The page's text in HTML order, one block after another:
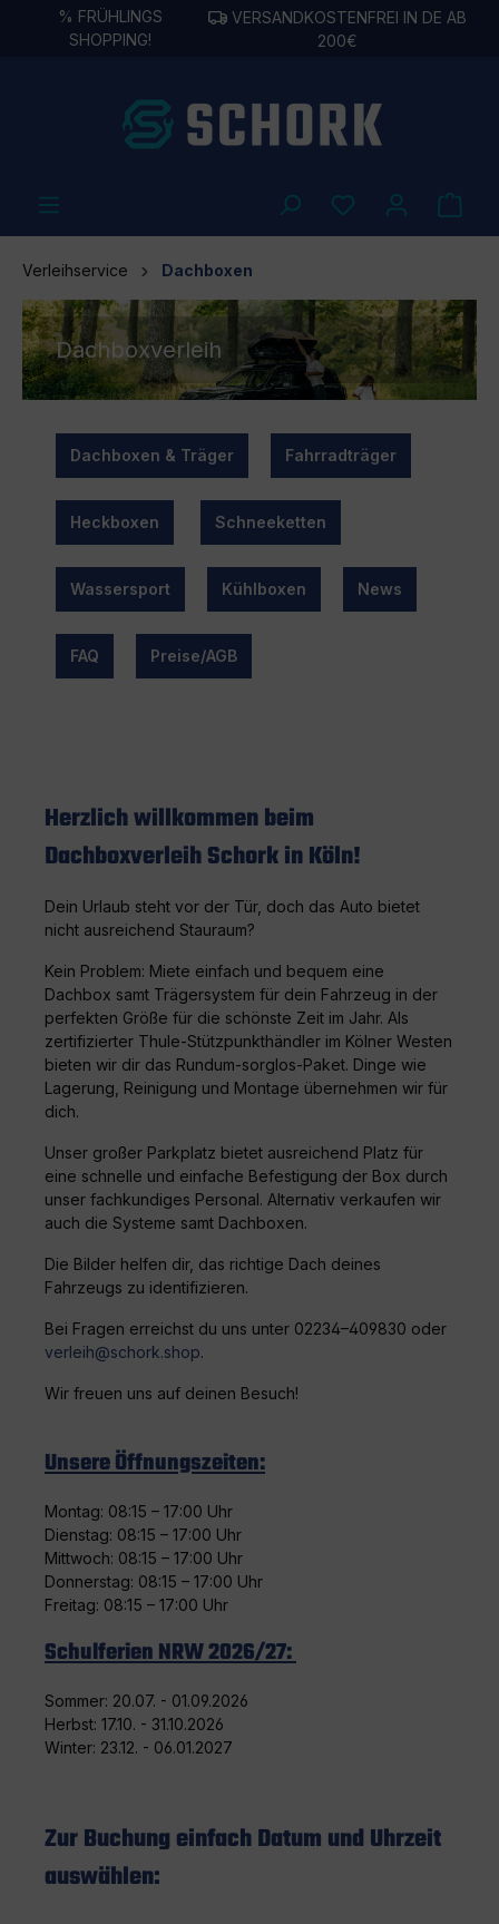
springen
% FRÜHLINGS
SHOPPING!
VERSANDKOSTENFREI IN DE AB
200€
Verleihservice Dachboxen
Dachboxverleih
Dachboxen & Träger Fahrradträger
Heckboxen Schneeketten
Wassersport Kühlboxen News
FAQ Preise/AGB
Herzlich willkommen beim
Dachboxverleih Schork in Köln!
Dein Urlaub steht vor der Tür, doch das Auto bietet
nicht ausreichend Stauraum?
Kein Problem: Miete einfach und bequem eine
Dachbox samt Trägersystem für dein Fahrzeug in der
perfekten Größe für die schönste Zeit im Jahr. Als
zertifizierter Thule-Stützpunkthändler im Kölner Westen
bieten wir dir das Rundum-sorglos-Paket. Dinge wie
Lagerung, Reinigung und Montage übernehmen wir für
dich.
Unser großer Parkplatz bietet ausreichend Platz für
eine schnelle und einfache Befestigung der Box durch
unser fachkundiges Personal. Alternativ verkaufen wir
auch die Systeme samt Dachboxen.
Die Bilder helfen dir, das richtige Dach deines
Fahrzeugs zu identifizieren.
Bei Fragen erreichst du uns unter 02234–409830 oder
verleih@schork.shop.
Wir freuen uns auf deinen Besuch!
Unsere Öffnungszeiten:
Montag: 08:15 – 17:00 Uhr
Dienstag: 08:15 – 17:00 Uhr
Mittwoch: 08:15 – 17:00 Uhr
Donnerstag: 08:15 – 17:00 Uhr
Freitag: 08:15 – 17:00 Uhr
Schulferien NRW 2026/27:
Sommer: 20.07. - 01.09.2026
Herbst: 17.10. - 31.10.2026
Winter: 23.12. - 06.01.2027
Zur Buchung einfach Datum und Uhrzeit
auswählen: